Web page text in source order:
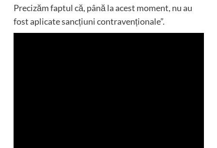
Precizăm faptul că, până la acest moment, nu au
fost aplicate sancțiuni contravenționale”.